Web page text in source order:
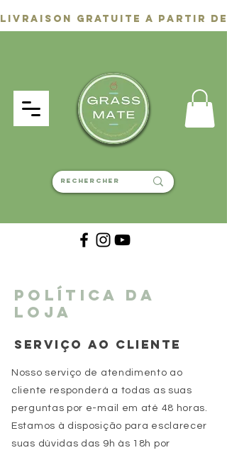
Política da
loja
Serviço ao cliente
Nosso serviço de atendimento ao
cliente responderá a todas as suas
perguntas por e-mail em até 48 horas.
Estamos à disposição para esclarecer
suas dúvidas das 9h às 18h por